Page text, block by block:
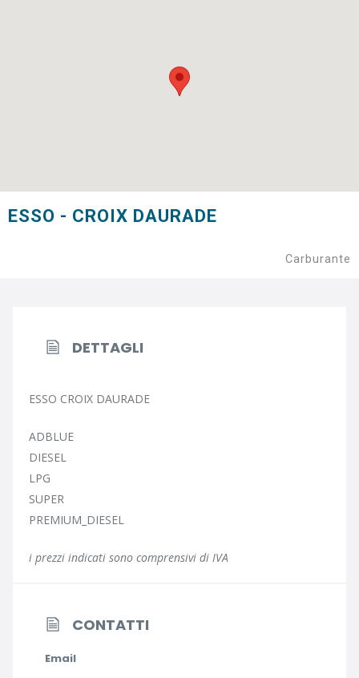
ESSO - CROIX DAURADE
Carburante
DETTAGLI
ESSO CROIX DAURADE
ADBLUE
DIESEL
LPG
SUPER
PREMIUM_DIESEL
i prezzi indicati sono comprensivi di IVA
CONTATTI
Email